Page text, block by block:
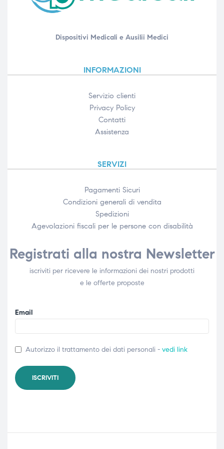
Dispositivi Medicali e Ausilii Medici
INFORMAZIONI
Servizio clienti
Privacy Policy
Contatti
Assistenza
SERVIZI
Pagamenti Sicuri
Condizioni generali di vendita
Spedizioni
Agevolazioni fiscali per le persone con disabilità​
Registrati alla nostra Newsletter
iscriviti per ricevere le informazioni dei nostri prodotti
e le offerte proposte
Email
Autorizzo il trattamento dei dati personali - vedi link